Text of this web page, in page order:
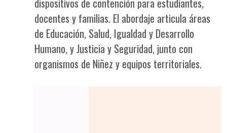
docentes y familias. El abordaje articula áreas
de Educación, Salud, Igualdad y Desarrollo
Humano, y Justicia y Seguridad, junto con
organismos de Niñez y equipos territoriales.